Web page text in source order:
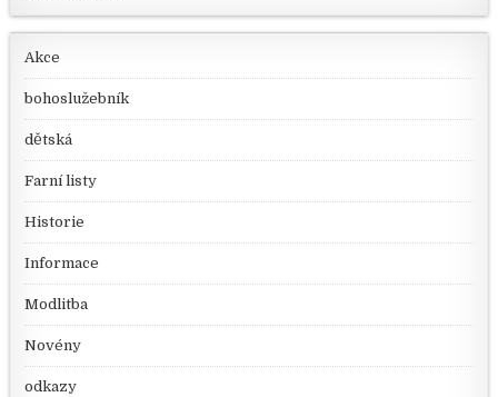
Akce
bohoslužebník
dětská
Farní listy
Historie
Informace
Modlitba
Novény
odkazy